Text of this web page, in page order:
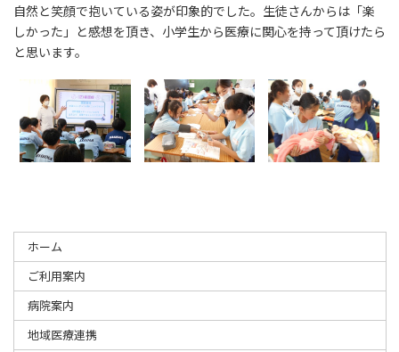
自然と笑顔で抱いている姿が印象的でした。生徒さんからは「楽
しかった」と感想を頂き、小学生から医療に関心を持って頂けたら
と思います。
ホーム
ご利用案内
病院案内
地域医療連携